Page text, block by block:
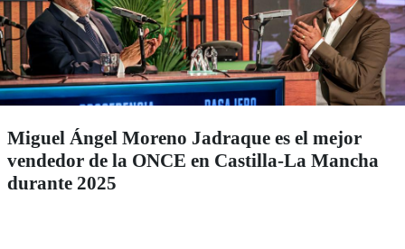
Miguel Ángel Moreno Jadraque es el mejor
vendedor de la ONCE en Castilla-La Mancha
durante 2025